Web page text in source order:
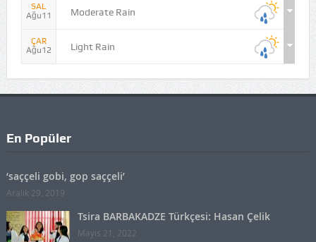
SAL
Ağu11
Moderate Rain
ÇAR
Ağu12
Light Rain
En Popüler
‘saççeli gobi, gop saççeli’
Aralık 29, 2019
Tsira BARBAKADZE Türkçesi: Hasan Çelik
Mayıs 21, 2022